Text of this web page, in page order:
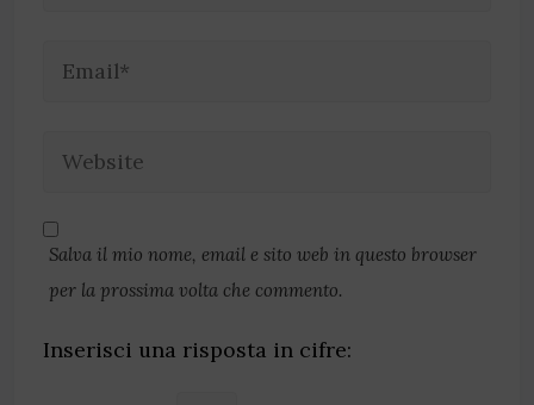
Salva il mio nome, email e sito web in questo browser
per la prossima volta che commento.
Inserisci una risposta in cifre: